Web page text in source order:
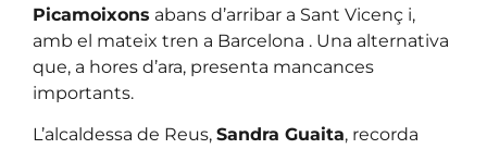
Picamoixons abans d’arribar a Sant Vicenç i,
amb el mateix tren a Barcelona . Una alternativa
que, a hores d’ara, presenta mancances
importants.
L’alcaldessa de Reus, Sandra Guaita, recorda